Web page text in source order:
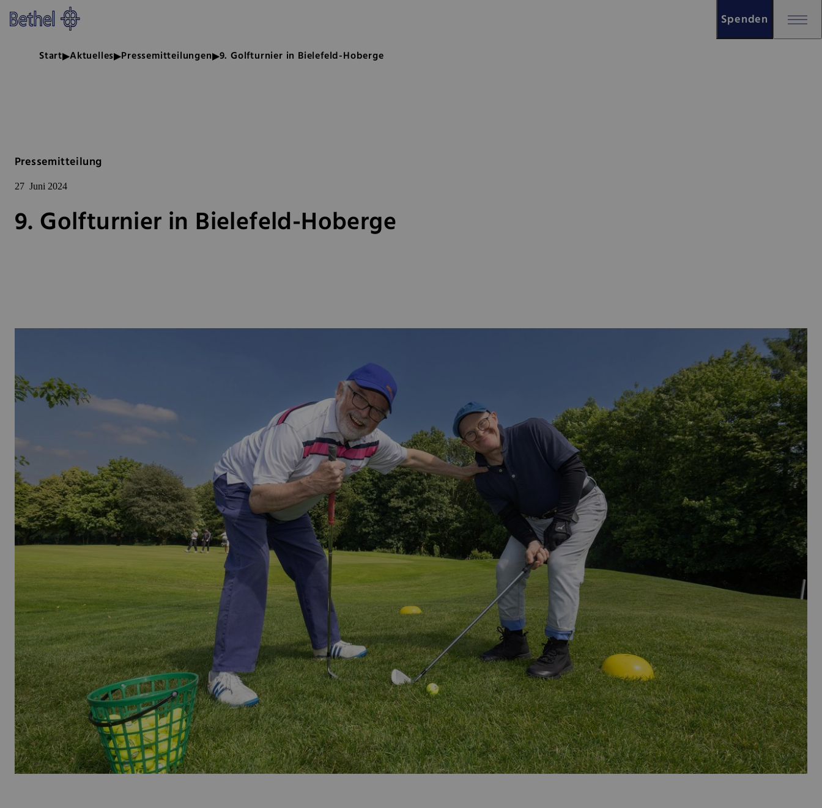
Zum Hauptinhalt springen
Zur Fußzeile springen
Spenden
Bethel - 9. Golfturnier in Bielefeld-Hoberge
Start Aktuelles Pressemitteilungen 9. Golfturnier in Bielefeld-Hoberge
Pressemitteilung
27 Juni 2024
9. Golfturnier in Bielefeld-Hoberge